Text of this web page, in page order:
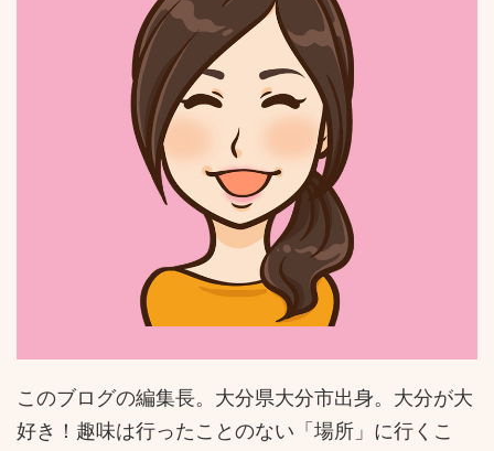
このブログの編集長。大分県大分市出身。大分が大
好き！趣味は行ったことのない「場所」に行くこ